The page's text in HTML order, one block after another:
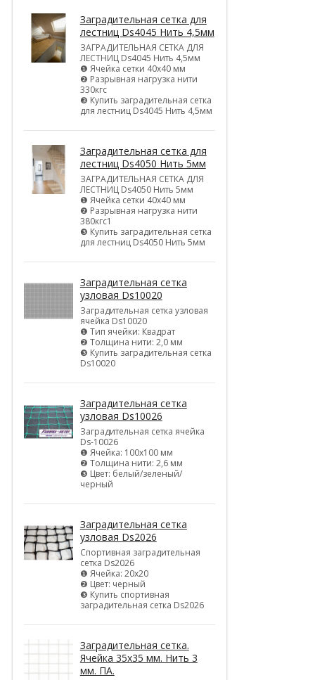
Заградительная сетка для
лестниц Ds4045 Нить 4,5мм
ЗАГРАДИТЕЛЬНАЯ СЕТКА ДЛЯ
ЛЕСТНИЦ Ds4045 Нить 4,5мм
❶ Ячейка сетки 40х40 мм
❷ Разрывная нагрузка нити
330кгс
❸ Купить заградительная сетка
для лестниц Ds4045 Нить 4,5мм
Заградительная сетка для
лестниц Ds4050 Нить 5мм
ЗАГРАДИТЕЛЬНАЯ СЕТКА ДЛЯ
ЛЕСТНИЦ Ds4050 Нить 5мм
❶ Ячейка сетки 40х40 мм
❷ Разрывная нагрузка нити
380кгс1
❸ Купить заградительная сетка
для лестниц Ds4050 Нить 5мм
Заградительная сетка
узловая Ds10020
Заградительная сетка узловая
ячейка Ds10020
❶ Тип ячейки: Квадрат
❷ Толщина нити: 2,0 мм
❸ Купить заградительная сетка
Ds10020
Заградительная сетка
узловая Ds10026
Заградительная сетка ячейка
Ds-10026
❶ Ячейка: 100х100 мм
❷ Толщина нити: 2,6 мм
❸ Цвет: белый/зеленый/
черный
Заградительная сетка
узловая Ds2026
Спортивная заградительная
сетка Ds2026
❶ Ячейка: 20х20
❷ Цвет: черный
❸ Купить спортивная
заградительная сетка Ds2026
Заградительная сетка.
Ячейка 35х35 мм. Нить 3
мм. ПА.